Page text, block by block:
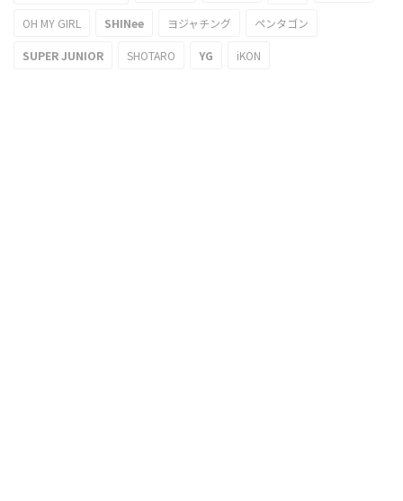
OH MY GIRL SHINee ヨジャチング ペンタゴン
SUPER JUNIOR SHOTARO YG iKON